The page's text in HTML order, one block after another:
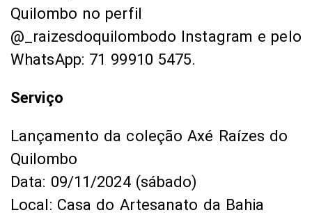
Quilombo no perfil
@_raizesdoquilombodo Instagram e pelo
WhatsApp: 71 99910 5475.
Serviço
Lançamento da coleção Axé Raízes do
Quilombo
Data: 09/11/2024 (sábado)
Local: Casa do Artesanato da Bahia